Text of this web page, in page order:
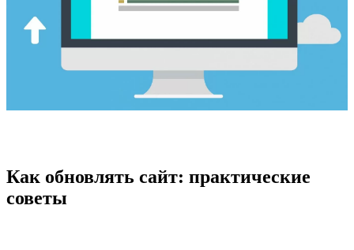
Как обновлять сайт: практические
советы